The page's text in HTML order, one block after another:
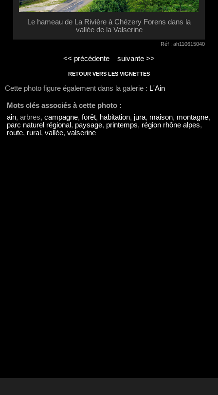
Le hameau de La Rivière à Chézery Forens dans la
vallée de la Valserine
Réf : ah110615040
<< précédente suivante >>
RETOUR VERS LES VIGNETTES
Cette photo figure également dans la galerie : L'Ain
Mots clés associés à cette photo :
ain, arbres, campagne, forêt, habitation, jura, maison, montagne,
parc naturel régional , paysage, printemps, région rhône alpes,
route, rural , vallée, valserine